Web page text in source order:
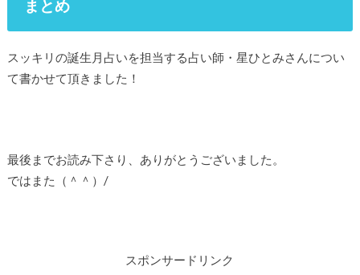
まとめ
スッキリの誕生月占いを担当する占い師・星ひとみさんについ
て書かせて頂きました！
最後までお読み下さり、ありがとうございました。
ではまた（＾＾）/
スポンサードリンク